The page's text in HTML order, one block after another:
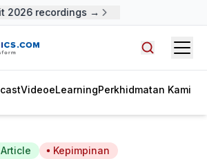
recordings →
VideoeLearningPerkhidmatan Kami
Article Kepimpinan